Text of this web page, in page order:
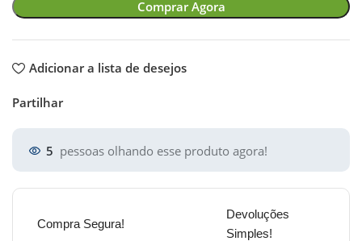
Comprar Agora
Adicionar a lista de desejos
Partilhar
5 pessoas olhando esse produto agora!
Compra Segura!
Devoluções
Simples!